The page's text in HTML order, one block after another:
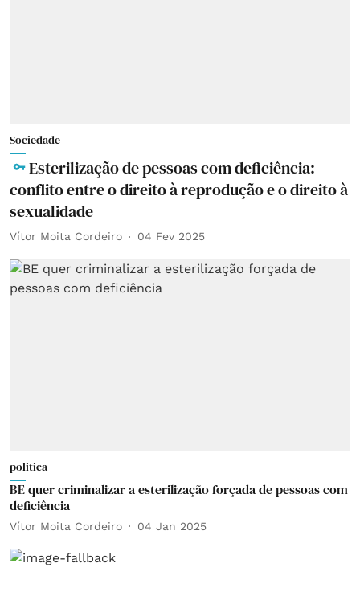
Sociedade
Esterilização de pessoas com deficiência:
conflito entre o direito à reprodução e o direito à
sexualidade
Vítor Moita Cordeiro 04 Fev 2025
politica
BE quer criminalizar a esterilização forçada de pessoas com
deficiência
Vítor Moita Cordeiro 04 Jan 2025